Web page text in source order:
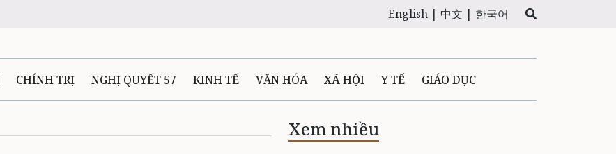
English | 中文 | 한국어
CHÍNH TRỊ NGHỊ QUYẾT 57 KINH TẾ VĂN HÓA XÃ HỘI Y TẾ GIÁO DỤC
Ô TÔ - XE MÁY PHÁP LUẬT
Xem nhiều